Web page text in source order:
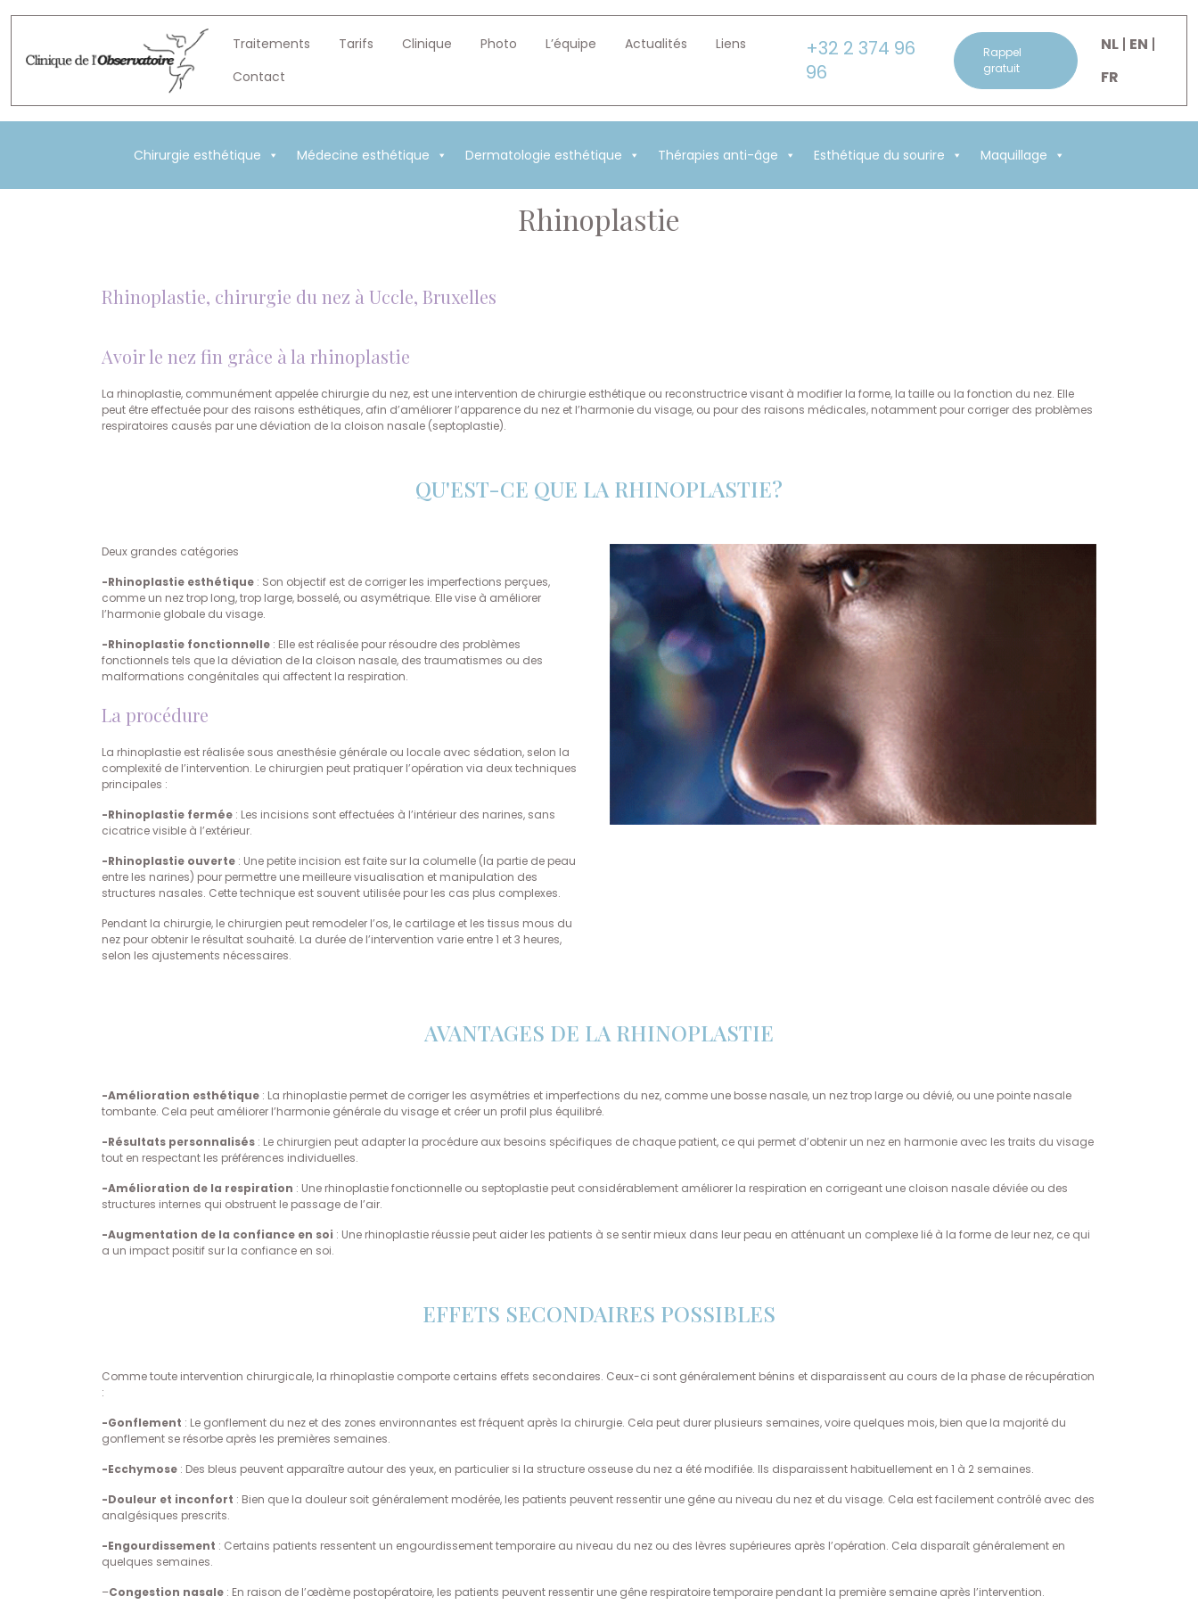
Traitements Tarifs Clinique Photo L’équipe Actualités
Liens
Contact
+32 2 374 96
96
Rappel
gratuit
NL EN
FR
Chirurgie esthétique Médecine esthétique Dermatologie esthétique Thérapies anti-âge Esthétique du sourire Maquillage
Rhinoplastie
Rhinoplastie, chirurgie du nez à Uccle, Bruxelles
Avoir le nez fin grâce à la rhinoplastie
La rhinoplastie, communément appelée chirurgie du nez, est une intervention de chirurgie esthétique ou reconstructrice visant à modifier la forme, la taille ou la fonction du nez. Elle
peut être effectuée pour des raisons esthétiques, afin d’améliorer l’apparence du nez et l’harmonie du visage, ou pour des raisons médicales, notamment pour corriger des problèmes
respiratoires causés par une déviation de la cloison nasale (septoplastie).
QU'EST-CE QUE LA RHINOPLASTIE?
Deux grandes catégories
-Rhinoplastie esthétique : Son objectif est de corriger les imperfections perçues,
comme un nez trop long, trop large, bosselé, ou asymétrique. Elle vise à améliorer
l’harmonie globale du visage.
-Rhinoplastie fonctionnelle : Elle est réalisée pour résoudre des problèmes
fonctionnels tels que la déviation de la cloison nasale, des traumatismes ou des
malformations congénitales qui affectent la respiration.
La procédure
La rhinoplastie est réalisée sous anesthésie générale ou locale avec sédation, selon la
complexité de l’intervention. Le chirurgien peut pratiquer l’opération via deux techniques
principales :
-Rhinoplastie fermée : Les incisions sont effectuées à l’intérieur des narines, sans
cicatrice visible à l’extérieur.
-Rhinoplastie ouverte : Une petite incision est faite sur la columelle (la partie de peau
entre les narines) pour permettre une meilleure visualisation et manipulation des
structures nasales. Cette technique est souvent utilisée pour les cas plus complexes.
Pendant la chirurgie, le chirurgien peut remodeler l’os, le cartilage et les tissus mous du
nez pour obtenir le résultat souhaité. La durée de l’intervention varie entre 1 et 3 heures,
selon les ajustements nécessaires.
AVANTAGES DE LA RHINOPLASTIE
-Amélioration esthétique : La rhinoplastie permet de corriger les asymétries et imperfections du nez, comme une bosse nasale, un nez trop large ou dévié, ou une pointe nasale
tombante. Cela peut améliorer l’harmonie générale du visage et créer un profil plus équilibré.
-Résultats personnalisés : Le chirurgien peut adapter la procédure aux besoins spécifiques de chaque patient, ce qui permet d’obtenir un nez en harmonie avec les traits du visage
tout en respectant les préférences individuelles.
-Amélioration de la respiration : Une rhinoplastie fonctionnelle ou septoplastie peut considérablement améliorer la respiration en corrigeant une cloison nasale déviée ou des
structures internes qui obstruent le passage de l’air.
-Augmentation de la confiance en soi : Une rhinoplastie réussie peut aider les patients à se sentir mieux dans leur peau en atténuant un complexe lié à la forme de leur nez, ce qui
a un impact positif sur la confiance en soi.
EFFETS SECONDAIRES POSSIBLES
Comme toute intervention chirurgicale, la rhinoplastie comporte certains effets secondaires. Ceux-ci sont généralement bénins et disparaissent au cours de la phase de récupération
:
-Gonflement : Le gonflement du nez et des zones environnantes est fréquent après la chirurgie. Cela peut durer plusieurs semaines, voire quelques mois, bien que la majorité du
gonflement se résorbe après les premières semaines.
-Ecchymose : Des bleus peuvent apparaître autour des yeux, en particulier si la structure osseuse du nez a été modifiée. Ils disparaissent habituellement en 1 à 2 semaines.
-Douleur et inconfort : Bien que la douleur soit généralement modérée, les patients peuvent ressentir une gêne au niveau du nez et du visage. Cela est facilement contrôlé avec des
analgésiques prescrits.
-Engourdissement : Certains patients ressentent un engourdissement temporaire au niveau du nez ou des lèvres supérieures après l’opération. Cela disparaît généralement en
quelques semaines.
–Congestion nasale : En raison de l’œdème postopératoire, les patients peuvent ressentir une gêne respiratoire temporaire pendant la première semaine après l’intervention.